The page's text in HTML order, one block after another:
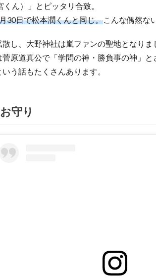
ん）」とピッタリ合致。
30日で松本潤くんと同じ。 こんな偶然な
し、大野神社は嵐ファンの聖地となりま
原道真公で「学問の神・勝負事の神」
う話もたくさんあります。
守り